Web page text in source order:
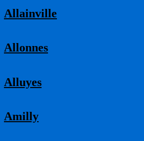
Allainville
Allonnes
Alluyes
Amilly